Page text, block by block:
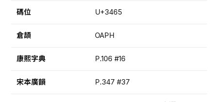
碼位 U+3465
倉頡 OAPH
康熙字典 P.106 #16
宋本廣韻 P.347 #37